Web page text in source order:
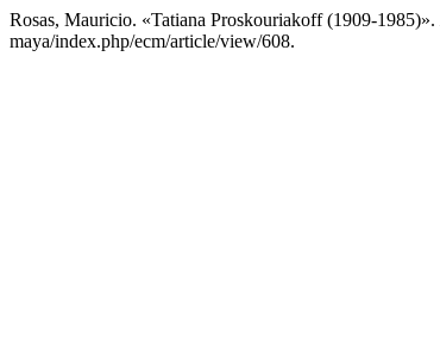
Rosas, Mauricio. «Tatiana Proskouriakoff (1909-1985)».
maya/index.php/ecm/article/view/608.